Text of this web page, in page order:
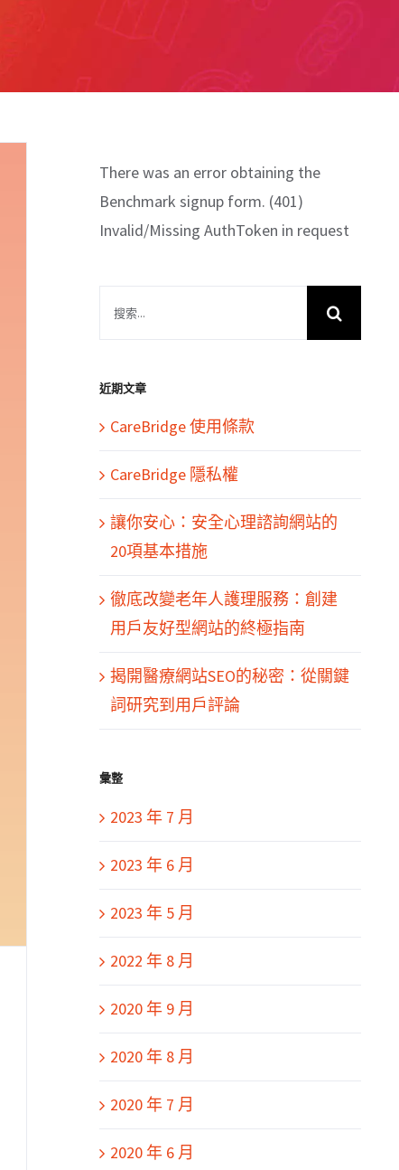
There was an error obtaining the
Benchmark signup form. (401)
Invalid/Missing AuthToken in request
果：
近期文章
CareBridge 使用條款
CareBridge 隱私權
讓你安心：安全心理諮詢網站的
20項基本措施
徹底改變老年人護理服務：創建
用戶友好型網站的終極指南
揭開醫療網站SEO的秘密：從關鍵
詞研究到用戶評論
彙整
2023 年 7 月
2023 年 6 月
2023 年 5 月
2022 年 8 月
2020 年 9 月
2020 年 8 月
2020 年 7 月
2020 年 6 月